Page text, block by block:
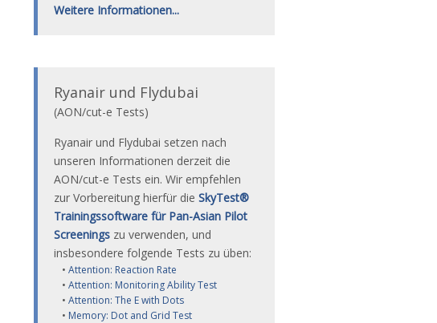
Weitere Informationen...
Ryanair und Flydubai
(AON/cut-e Tests)
Ryanair und Flydubai setzen nach
unseren Informationen derzeit die
AON/cut-e Tests ein. Wir empfehlen
zur Vorbereitung hierfür die SkyTest®
Trainingssoftware für Pan-Asian Pilot
Screenings zu verwenden, und
insbesondere folgende Tests zu üben:
• Attention: Reaction Rate
• Attention: Monitoring Ability Test
• Attention: The E with Dots
• Memory: Dot and Grid Test